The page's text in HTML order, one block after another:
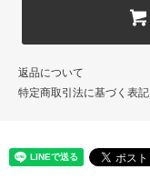
返品について
特定商取引法に基づく表記